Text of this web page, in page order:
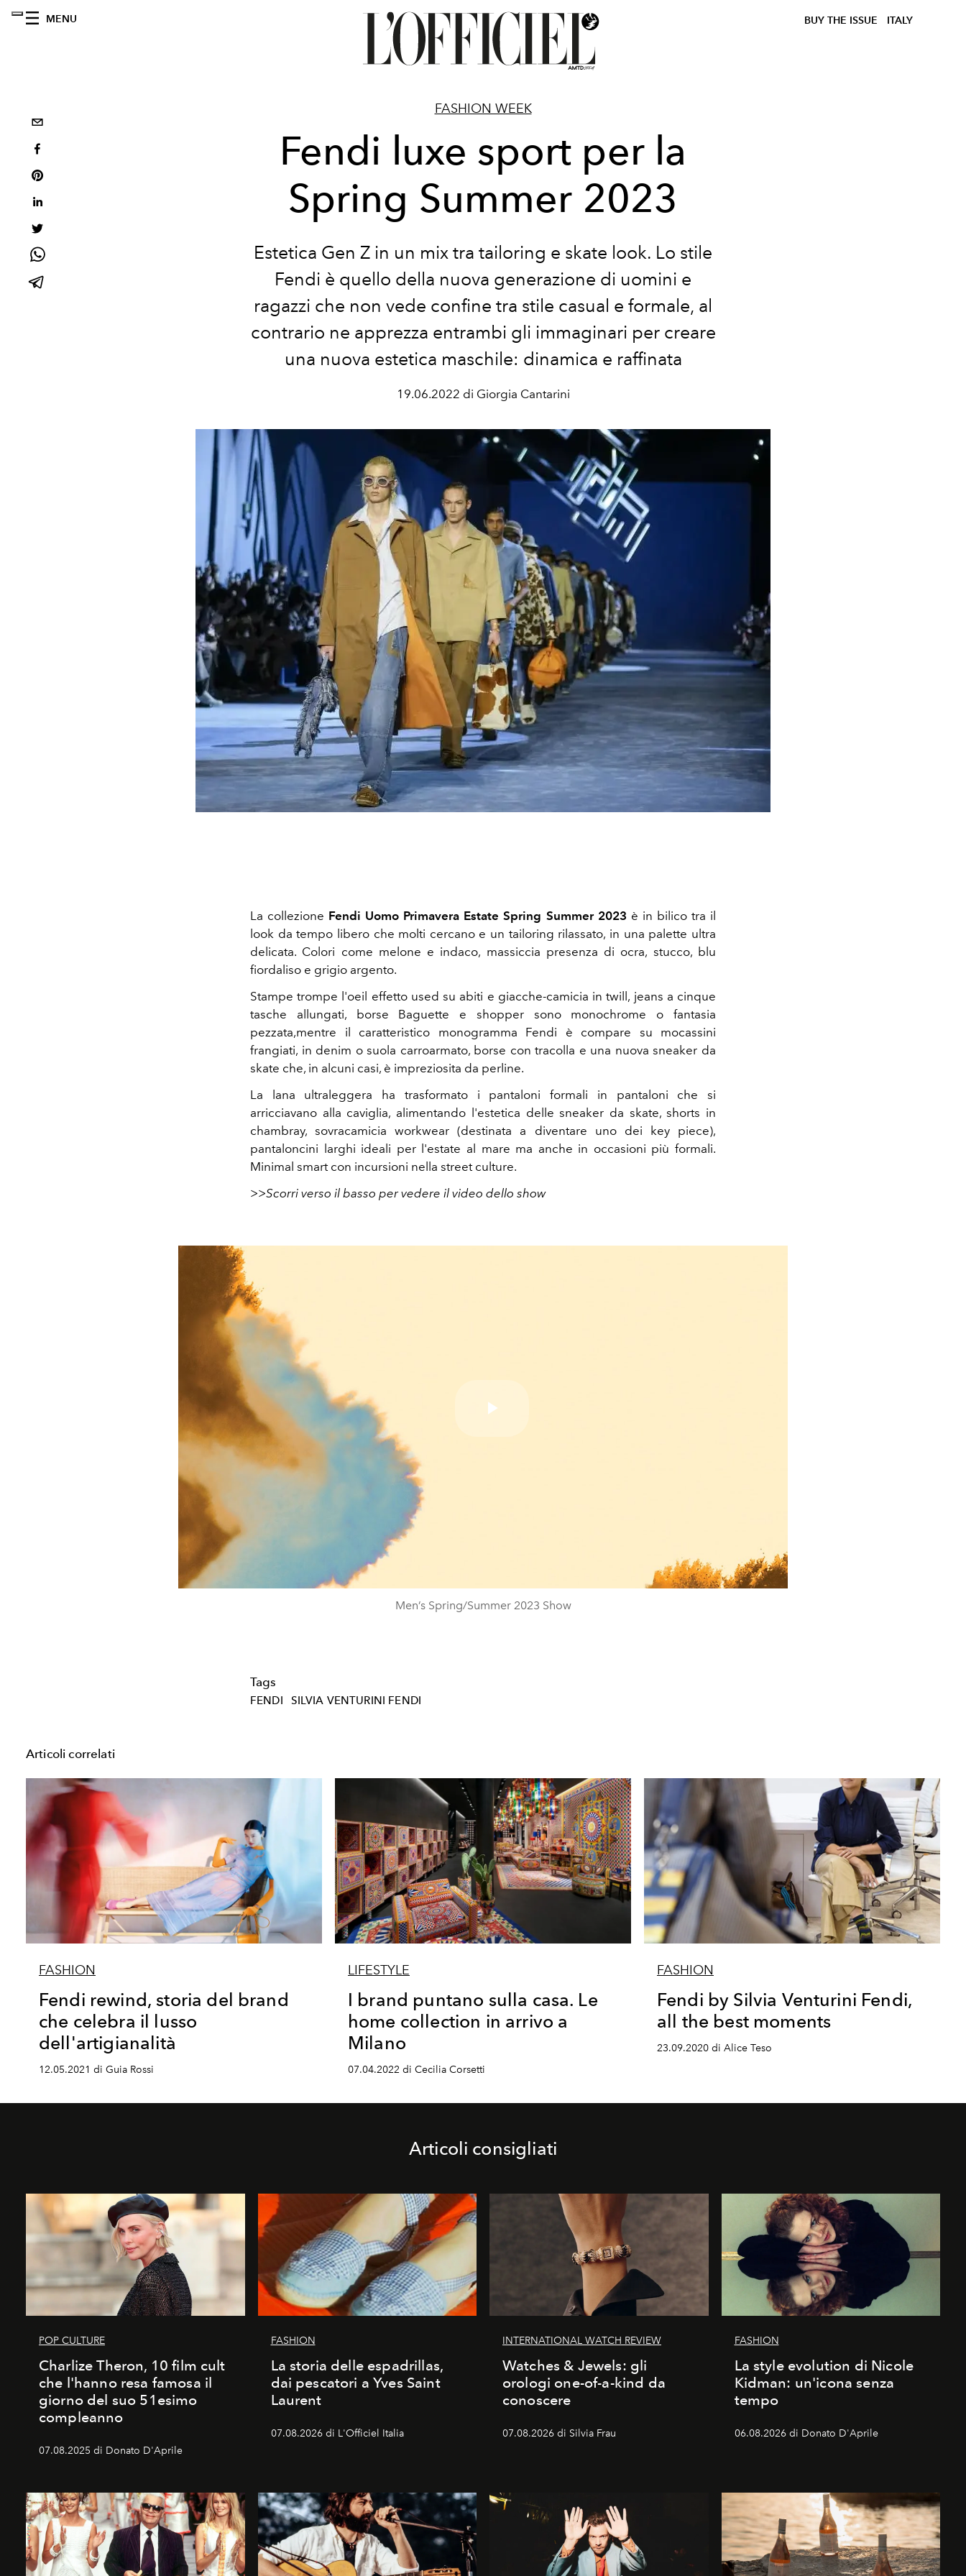
MENU BUY THE ISSUE ITALY
FASHION WEEK
Fendi luxe sport per la
Spring Summer 2023
Estetica Gen Z in un mix tra tailoring e skate look. Lo stile
Fendi è quello della nuova generazione di uomini e
ragazzi che non vede confine tra stile casual e formale, al
contrario ne apprezza entrambi gli immaginari per creare
una nuova estetica maschile: dinamica e raffinata
19.06.2022 di Giorgia Cantarini
La collezione Fendi Uomo Primavera Estate Spring Summer 2023 è in bilico tra il
look da tempo libero che molti cercano e un tailoring rilassato, in una palette ultra
delicata. Colori come melone e indaco, massiccia presenza di ocra, stucco, blu
fiordaliso e grigio argento.
Stampe trompe l'oeil effetto used su abiti e giacche-camicia in twill, jeans a cinque
tasche allungati, borse Baguette e shopper sono monochrome o fantasia
pezzata,mentre il caratteristico monogramma Fendi è compare su mocassini
frangiati, in denim o suola carroarmato, borse con tracolla e una nuova sneaker da
skate che, in alcuni casi, è impreziosita da perline.
La lana ultraleggera ha trasformato i pantaloni formali in pantaloni che si
arricciavano alla caviglia, alimentando l'estetica delle sneaker da skate, shorts in
chambray, sovracamicia workwear (destinata a diventare uno dei key piece),
pantaloncini larghi ideali per l'estate al mare ma anche in occasioni più formali.
Minimal smart con incursioni nella street culture.
>>Scorri verso il basso per vedere il video dello show
Men’s Spring/Summer 2023 Show
Tags
FENDI SILVIA VENTURINI FENDI
Articoli correlati
FASHION
Fendi rewind, storia del brand
che celebra il lusso
dell'artigianalità
12.05.2021 di Guia Rossi
LIFESTYLE
I brand puntano sulla casa. Le
home collection in arrivo a
Milano
07.04.2022 di Cecilia Corsetti
FASHION
Fendi by Silvia Venturini Fendi,
all the best moments
23.09.2020 di Alice Teso
Articoli consigliati
POP CULTURE
Charlize Theron, 10 film cult
che l'hanno resa famosa il
giorno del suo 51esimo
compleanno
07.08.2025 di Donato D'Aprile
FASHION
La storia delle espadrillas,
dai pescatori a Yves Saint
Laurent
07.08.2026 di L'Officiel Italia
INTERNATIONAL WATCH REVIEW
Watches & Jewels: gli
orologi one-of-a-kind da
conoscere
07.08.2026 di Silvia Frau
FASHION
La style evolution di Nicole
Kidman: un'icona senza
tempo
06.08.2026 di Donato D'Aprile